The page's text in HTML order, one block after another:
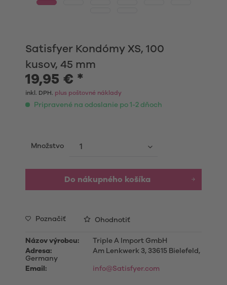
Satisfyer Kondómy XS, 100
kusov, 45 mm
19,95 € *
inkl. DPH. plus poštovné náklady
Pripravené na odoslanie po 1-2 dňoch
Množstvo
Do nákupného košíka
Poznačiť Ohodnotiť
Názov výrobcu:
Triple A Import GmbH
Adresa:
Am Lenkwerk 3, 33615 Bielefeld,
Germany
Email:
info@Satisfyer.com